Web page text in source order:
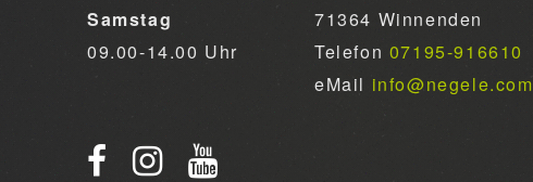
Samstag
09.00-14.00 Uhr
71364 Winnenden
Telefon 07195-916610
eMail info@negele.com